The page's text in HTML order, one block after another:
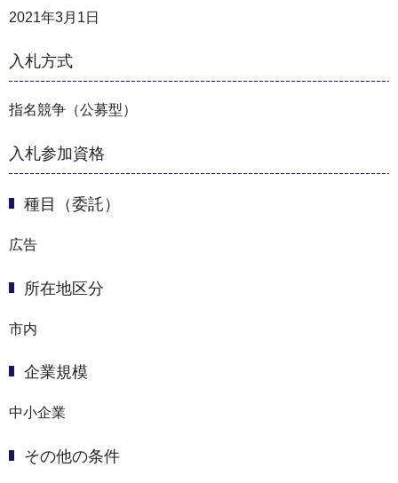
2021年3月1日
入札方式
指名競争（公募型）
入札参加資格
種目（委託）
広告
所在地区分
市内
企業規模
中小企業
その他の条件